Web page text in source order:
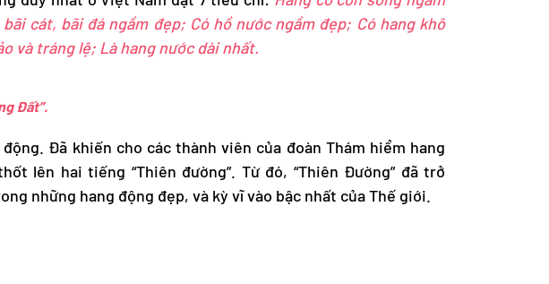
cát, bãi đá ngầm đẹp; Có hồ nước ngầm đẹp; Có hang khô
và tráng lệ; Là hang nước dài nhất.
Đất”.
Đã khiến cho các thành viên của đoàn Thám hiểm hang
lên hai tiếng “Thiên đường”. Từ đó, “Thiên Đường” đã trở
những hang động đẹp, và kỳ vĩ vào bậc nhất của Thế giới.